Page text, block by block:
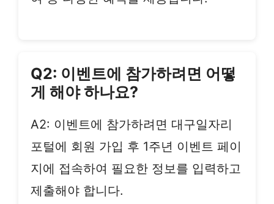
Q2: 이벤트에 참가하려면 어떻
게 해야 하나요?
A2: 이벤트에 참가하려면 대구일자리
포털에 회원 가입 후 1주년 이벤트 페이
지에 접속하여 필요한 정보를 입력하고
제출해야 합니다.